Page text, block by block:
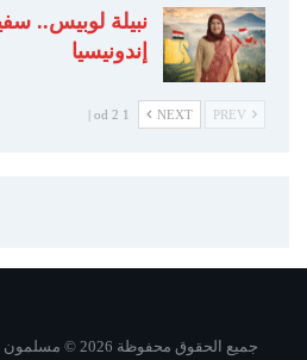
نبيلة لوبيس..
إندونيسيا
NEXT
1 od 2 |
جميع الحقوق محفوظة 2026 © مسلمون حول العالم -